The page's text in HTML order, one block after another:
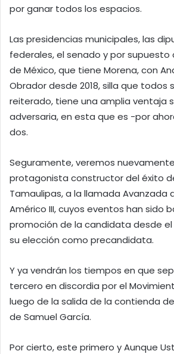
por ganar todos los espacios.
Las presidencias municipales, las
federales, el senado y por supuesto
de México, que tiene Morena, con
Obrador desde 2018, silla que todos
reiterado, tiene una amplia ventaja
adversaria, en esta que es -por
dos.
Seguramente, veremos
protagonista constructor del éxito
Tamaulipas, a la llamada Avanzada
Américo III, cuyos eventos han sido
promoción de la candidata desde
su elección como precandidata.
Y ya vendrán los tiempos en que
tercero en discordia por el
luego de la salida de la contienda
de Samuel García.
Por cierto, este primero y Aunque